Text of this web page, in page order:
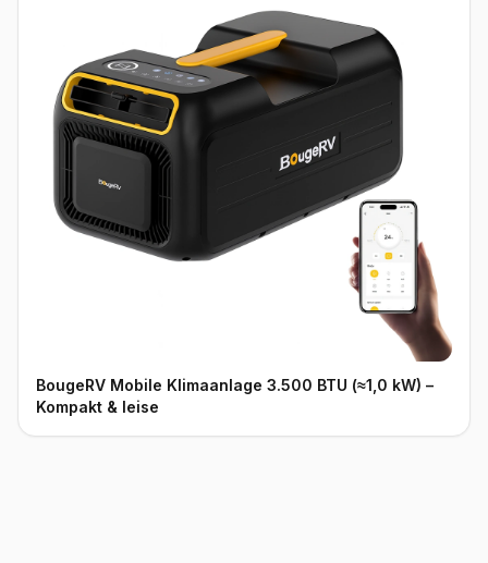
BougeRV Mobile Klimaanlage 3.500 BTU (≈1,0 kW) –
Kompakt & leise